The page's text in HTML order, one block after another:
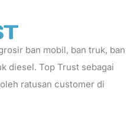
ban mobil, ban truk, ban
diesel. Top Trust sebagai
ratusan customer di